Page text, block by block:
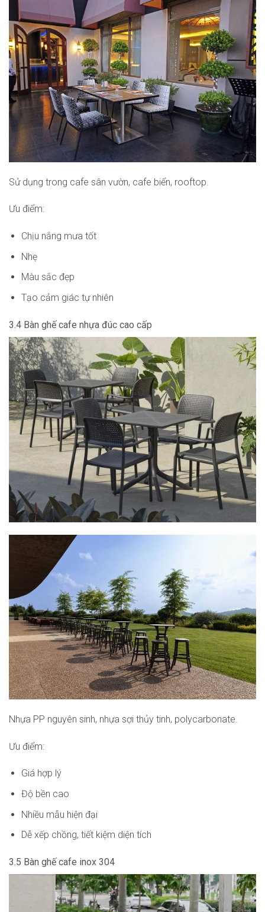
Sử dụng trong cafe sân vườn, cafe biển, rooftop.
Ưu điểm:
Chịu nắng mưa tốt
Nhẹ
Màu sắc đẹp
Tạo cảm giác tự nhiên
3.4 Bàn ghế cafe nhựa đúc cao cấp
Nhựa PP nguyên sinh, nhựa sợi thủy tinh, polycarbonate.
Ưu điểm:
Giá hợp lý
Độ bền cao
Nhiều mẫu hiện đại
Dễ xếp chồng, tiết kiệm diện tích
3.5 Bàn ghế cafe inox 304